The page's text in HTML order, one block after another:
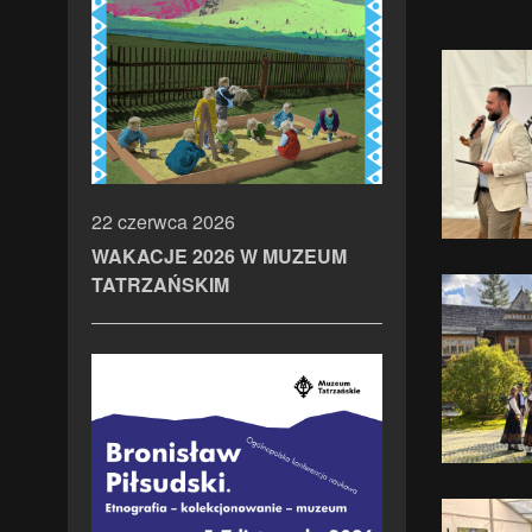
22 czerwca 2026
WAKACJE 2026 W MUZEUM
TATRZAŃSKIM